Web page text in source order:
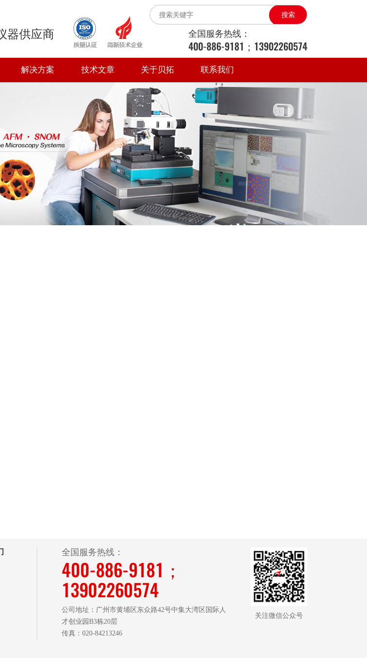
器供应商
搜索
全国服务热线：
400-886-9181；13902260574
解决方案 技术文章 关于贝拓 联系我们
全国服务热线：
400-886-9181；
13902260574
公司地址：广州市黄埔区东众路42号中集大湾区国际人
才创业园B3栋20层
传真：020-84213246
关注微信公众号